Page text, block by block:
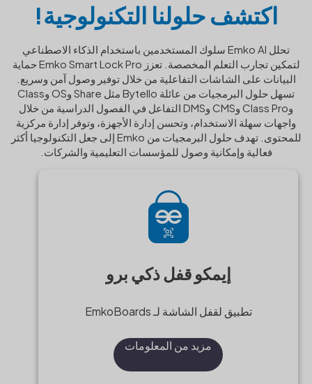
اكتشف حلولنا التكنولوجية!
تحلل Emko AI سلوك المستخدمين باستخدام الذكاء الاصطناعي
لتمكين تجارب التعلم المخصصة. تعزز Emko Smart Lock Pro حماية
البيانات على الشاشات التفاعلية من خلال توفير وصول آمن وسريع.
تسهل حلول البرمجيات من عائلة Bytello مثل Share وOS وClass
وClass Pro وCMS وDMS التفاعل في الفصول الدراسية من خلال
واجهات سهلة الاستخدام، وتحسن إدارة الأجهزة، وتوفر إدارة مركزية
للمحتوى. تهدف حلول البرمجيات من Emko إلى جعل التكنولوجيا أكثر
فعالية وإمكانية وصول للمؤسسات التعليمية والشركات.
إيمكو قفل ذكي برو
تطبيق لقفل الشاشة لـ EmkoBoards
مزيد من المعلومات